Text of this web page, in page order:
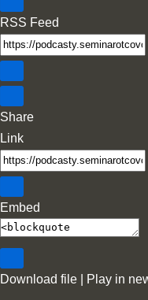
RSS Feed
Share
Link
Embed
Download file Play in